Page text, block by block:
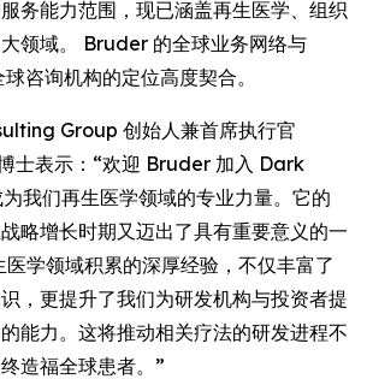
务能力范围，现已涵盖再生医学、组织
领域。 Bruder 的全球业务网络与
咨询机构的定位高度契合。
Group 创始人兼首席执行官
士表示：“欢迎 Bruder 加入 Dark
我们再生医学领域的专业力量。它的
略增长时期又迈出了具有重要意义的一
学领域积累的深厚经验，不仅丰富了
，更提升了我们为研发机构与投资者提
能力。这将推动相关疗法的研发进程不
造福全球患者。”